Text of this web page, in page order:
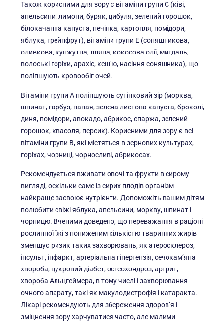
Також корисними для зору є вітаміни групи С (ківі,
апельсини, лимони, буряк, цибуля, зелений горошок,
білокачанна капуста, печінка, картопля, помідори,
яблука, грейпфрут), вітаміни групи Е (соняшникова,
оливкова, кунжутна, лляна, кокосова олії, мигдаль,
волоські горіхи, арахіс, кеш’ю, насіння соняшника), що
поліпшують кровообіг очей.
Вітаміни групи А поліпшують сутінковий зір (морква,
шпинат, гарбуз, папая, зелена листова капуста, броколі,
диня, помідори, авокадо, абрикос, спаржа, зелений
горошок, квасоля, персик). Корисними для зору є всі
вітаміни групи В, які містяться в зернових культурах,
горіхах, чорниці, чорносливі, абрикосах.
Рекомендується вживати овочі та фрукти в сирому
вигляді, оскільки саме із сирих плодів організм
найкраще засвоює нутрієнти. Допоможіть вашим дітям
полюбити свіжі яблука, апельсини, моркву, шпинат і
чорницю. Вченими доведено, що переважання в раціоні
рослинної їжі з пониженим кількістю тваринних жирів
зменшує ризик таких захворювань, як атеросклероз,
інсульт, інфаркт, артеріальна гіпертензія, сечокам’яна
хвороба, цукровий діабет, остеохондроз, артрит,
хвороба Альцгеймера, в тому числі і захворювання
очного апарату, такі як макулодистрофія і катаракта.
Лікарі рекомендують для збереження здоров’я і
зміцнення зору харчуватися часто, але малими